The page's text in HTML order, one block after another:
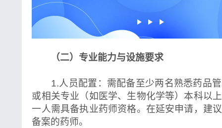
（二）专业能力与设施要求
1.人员配置：需配备至少两名熟悉药品管
或相关专业（如医学、生物化学等）本科以
一人需具备执业药师资格。在延安申请，建
备案的药师。